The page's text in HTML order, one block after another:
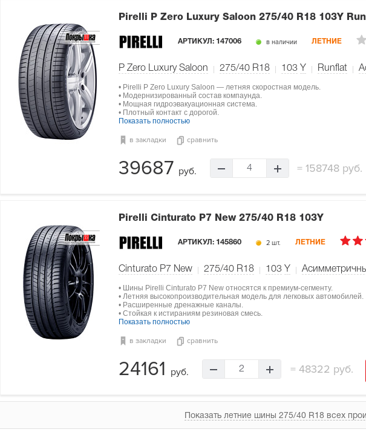
Pirelli P Zero Luxury Saloon 275/40 R18 103Y
АРТИКУЛ: 147006 в наличии ЛЕТНИЕ
P Zero Luxury Saloon 275/40 R18 103 Y Runflat
• Pirelli P Zero Luxury Saloon — летняя скоростная модель.
• Модернизированный состав компаунда.
• Мощная гидроэвакуационная система.
• Плотный контакт с дорогой.
Показать полностью
в закладки сравнить
39687 руб. 4 =158748 руб.
Pirelli Cinturato P7 New 275/40 R18 103Y
АРТИКУЛ: 145860 2 шт. ЛЕТНИЕ
Cinturato P7 New 275/40 R18 103 Y
• Шины Pirelli Cinturato P7 New относятся к премиум-сегменту.
• Летняя высокопроизводительная модель для легковых автомобилей.
• Расширенные дренажные каналы.
• Стойкая к истираниям резиновая смесь.
Показать полностью
в закладки сравнить
24161 руб. 2 =48322 руб.
Показать летние шины 275/40 R18 всех